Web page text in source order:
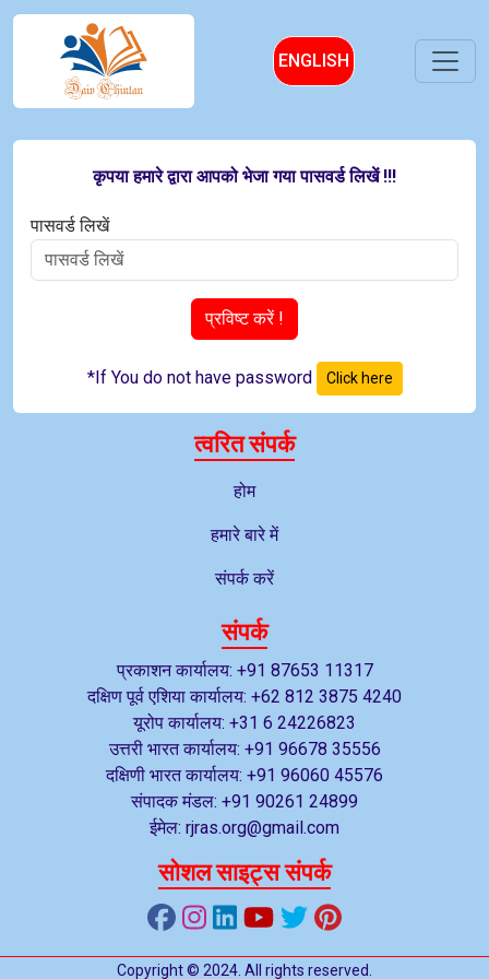
ENGLISH
कृपया हमारे द्वारा आपको भेजा गया पासवर्ड लिखें !!!
पासवर्ड लिखें
प्रविष्ट करें !
*If You do not have password Click here
त्वरित संपर्क
होम
हमारे बारे में
संपर्क करें
संपर्क
प्रकाशन कार्यालय: +91 87653 11317
दक्षिण पूर्व एशिया कार्यालय: +62 812 3875 4240
यूरोप कार्यालय: +31 6 24226823
उत्तरी भारत कार्यालय: +91 96678 35556
दक्षिणी भारत कार्यालय: +91 96060 45576
संपादक मंडल: +91 90261 24899
ईमेल: rjras.org@gmail.com
सोशल साइट्स संपर्क
Copyright © 2024. All rights reserved.